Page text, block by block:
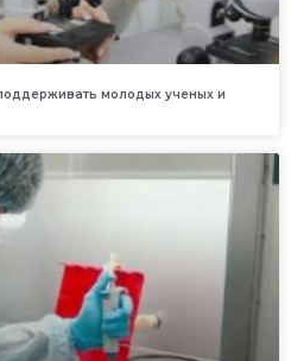
молодых ученых и